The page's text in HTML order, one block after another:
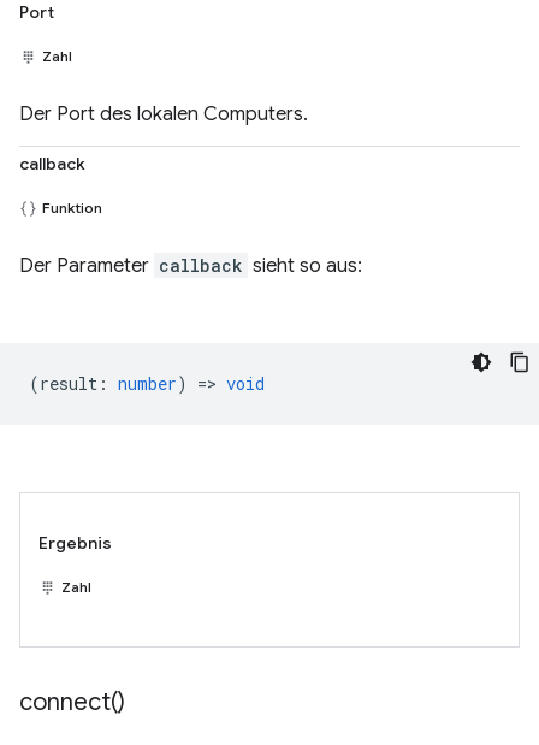
Port
Zahl
Der Port des lokalen Computers.
callback
Funktion
Der Parameter callback sieht so aus:
(result : number) => void
Ergebnis
Zahl
connect()